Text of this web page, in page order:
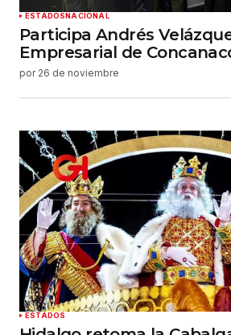
ESTADOSNACIONAL
Participa Andrés
Empresarial de
por 26 de noviembre
ESTADOS